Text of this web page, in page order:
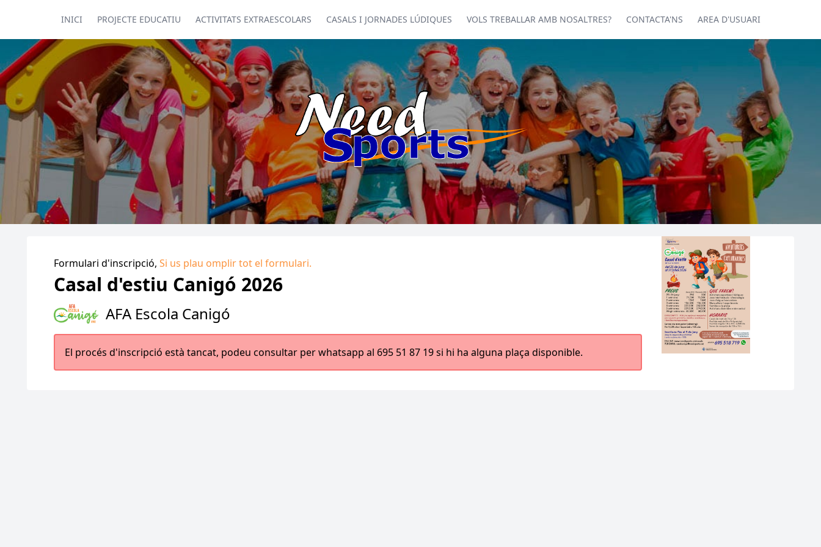
INICI PROJECTE EDUCATIU ACTIVITATS EXTRAESCOLARS CASALS I JORNADES LÚDIQUES VOLS TREBALLAR AMB NOSALTRES? CONTACTA'NS AREA D'USUARI
Formulari d'inscripció, Si us plau omplir tot el formulari.
Casal d'estiu Canigó 2026
AFA Escola Canigó
El procés d'inscripció està tancat, podeu consultar per whatsapp al 695 51 87 19 si hi ha alguna plaça disponible.